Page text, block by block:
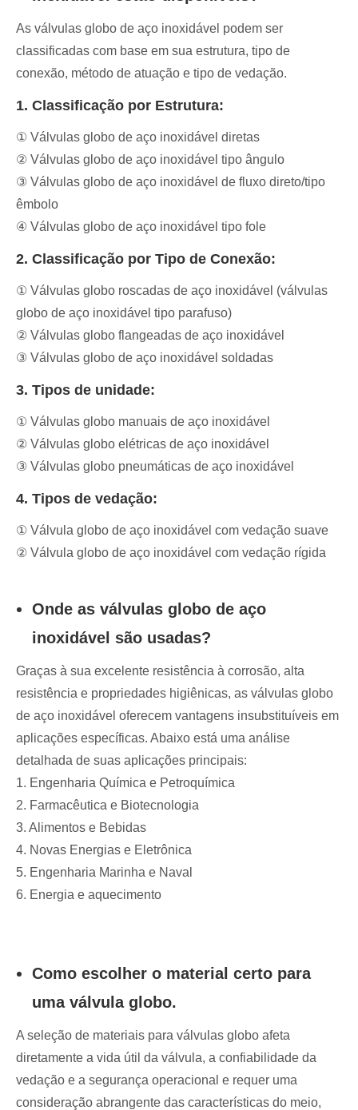
As válvulas globo de aço inoxidável podem ser
classificadas com base em sua estrutura, tipo de
conexão, método de atuação e tipo de vedação.
1. Classificação por Estrutura:
① Válvulas globo de aço inoxidável diretas
② Válvulas globo de aço inoxidável tipo ângulo
③ Válvulas globo de aço inoxidável de fluxo direto/tipo
êmbolo
④ Válvulas globo de aço inoxidável tipo fole
2. Classificação por Tipo de Conexão:
① Válvulas globo roscadas de aço inoxidável (válvulas
globo de aço inoxidável tipo parafuso)
② Válvulas globo flangeadas de aço inoxidável
③ Válvulas globo de aço inoxidável soldadas
3. Tipos de unidade:
① Válvulas globo manuais de aço inoxidável
② Válvulas globo elétricas de aço inoxidável
③ Válvulas globo pneumáticas de aço inoxidável
4. Tipos de vedação:
① Válvula globo de aço inoxidável com vedação suave
② Válvula globo de aço inoxidável com vedação rígida
Onde as válvulas globo de aço
inoxidável são usadas?
Graças à sua excelente resistência à corrosão, alta
resistência e propriedades higiênicas, as válvulas globo
de aço inoxidável oferecem vantagens insubstituíveis em
aplicações específicas. Abaixo está uma análise
detalhada de suas aplicações principais:
1. Engenharia Química e Petroquímica
2. Farmacêutica e Biotecnologia
3. Alimentos e Bebidas
4. Novas Energias e Eletrônica
5. Engenharia Marinha e Naval
6. Energia e aquecimento
Como escolher o material certo para
uma válvula globo.
A seleção de materiais para válvulas globo afeta
diretamente a vida útil da válvula, a confiabilidade da
vedação e a segurança operacional e requer uma
consideração abrangente das características do meio,